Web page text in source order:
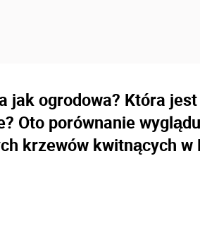
jak ogrodowa? Która jest
Oto porównanie
krzewów kwitnących w